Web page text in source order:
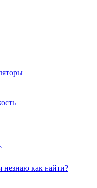
незнаю как найти?